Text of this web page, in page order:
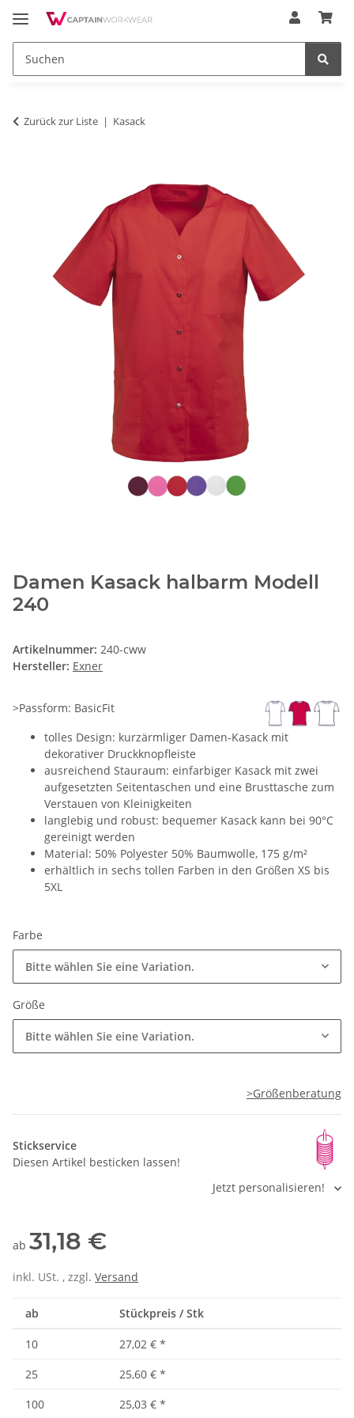
Zurück zur Liste Kasack
Damen Kasack halbarm Modell
240
Artikelnummer: 240-cww
Hersteller: Exner
>Passform: BasicFit
tolles Design: kurzärmliger Damen-Kasack mit
dekorativer Druckknopfleiste
ausreichend Stauraum: einfarbiger Kasack mit zwei
aufgesetzten Seitentaschen und eine Brusttasche zum
Verstauen von Kleinigkeiten
langlebig und robust: bequemer Kasack kann bei 90°C
gereinigt werden
Material: 50% Polyester 50% Baumwolle, 175 g/m²
erhältlich in sechs tollen Farben in den Größen XS bis
5XL
Farbe
Bitte wählen Sie eine Variation.
Größe
Bitte wählen Sie eine Variation.
>Größenberatung
Stickservice
Diesen Artikel besticken lassen!
Jetzt personalisieren!
ab 31,18 €
inkl. USt. , zzgl. Versand
ab Stückpreis / Stk
10 27,02 € *
25
25,60 € *
100
25,03 € *